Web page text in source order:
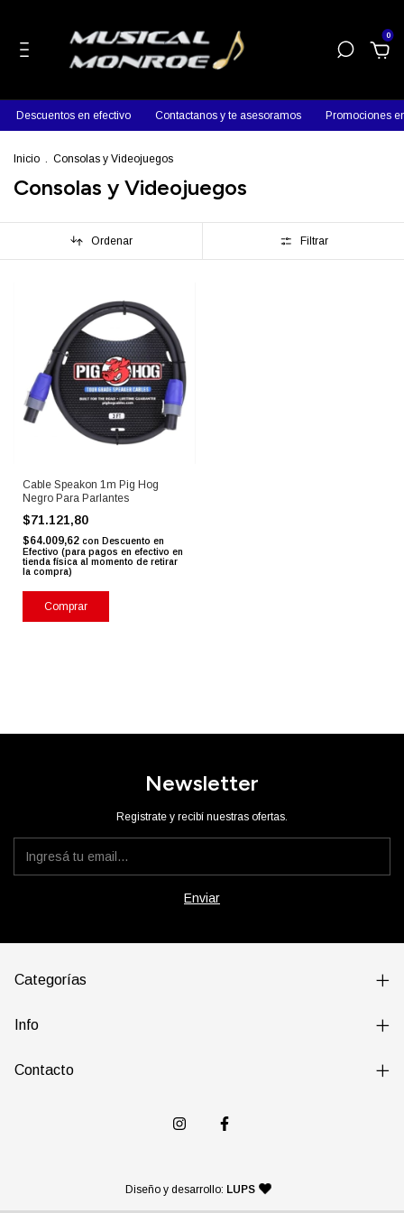
0
Descuentos en efectivo Contactanos y te asesoramos Promociones
Inicio . Consolas y Videojuegos
Consolas y Videojuegos
Ordenar Filtrar
Cable Speakon 1m Pig Hog
Negro Para Parlantes
$71.121,80
$64.009,62 con Descuento en
Efectivo (para pagos en efectivo en
tienda física al momento de retirar
la compra)
Newsletter
Registrate y recibí nuestras ofertas.
Categorías
Info
Contacto
Diseño y desarrollo: LUPS — agencia de diseño y